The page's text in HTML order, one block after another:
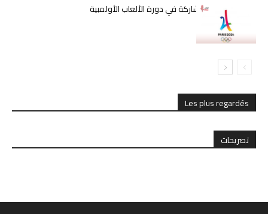
تونس تستعد للمشاركة في دورة الألعاب الأولمبية
Les plus regardés
تصريحات